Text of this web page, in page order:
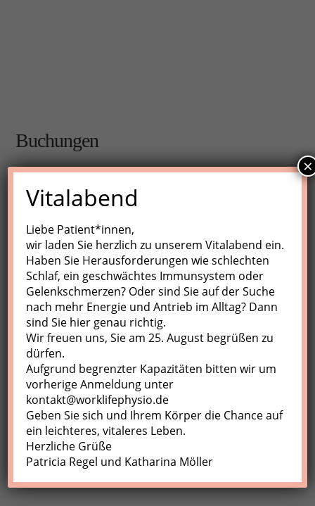
Buchungen
Buchungen sind für diese Veranstaltung nicht mehr
möglich.
Nächste Kurse
Keine Veranstaltungen
Profil
Meine Buchungen
Abmelden
Vitalabend
Liebe Patient*innen,
wir laden Sie herzlich zu unserem Vitalabend ein.
Haben Sie Herausforderungen wie schlechten
Schlaf, ein geschwächtes Immunsystem oder
Gelenkschmerzen? Oder sind Sie auf der Suche
nach mehr Energie und Antrieb im Alltag? Dann
sind Sie hier genau richtig.
Wir freuen uns, Sie am 25. August begrüßen zu
dürfen.
Aufgrund begrenzter Kapazitäten bitten wir um
vorherige Anmeldung unter
kontakt@worklifephysio.de
Geben Sie sich und Ihrem Körper die Chance auf
ein leichteres, vitaleres Leben.
Herzliche Grüße
Patricia Regel und Katharina Möller
×